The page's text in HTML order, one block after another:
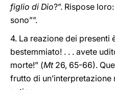
figlio di Dio?”. Rispose
sono””.
4. La reazione dei presenti
bestemmiato! . . . avete
morte!” (Mt26, 65-66).
frutto di